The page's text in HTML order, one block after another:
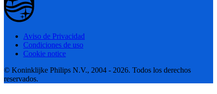
Aviso de Privacidad
Condiciones de uso
Cookie notice
© Koninklijke Philips N.V., 2004 - 2026. Todos los derechos
reservados.